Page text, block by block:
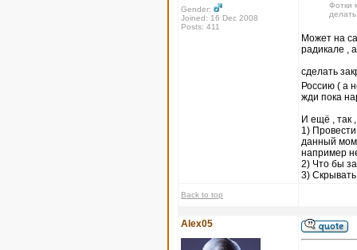
Gender:
Joined: 16 Dec 2008
Posts: 411
Фотки
Может на
радикале ,
сделать
Россию ( а
жди пока
И ещё , так
1)
данный
например
2) Что бы
3)
Back to top
Alex05